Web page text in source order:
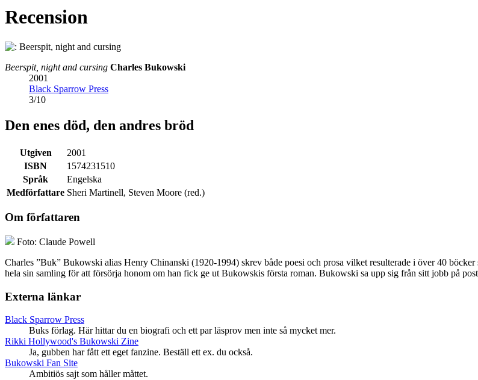
Recension
Beerspit, night and cursing Charles Bukowski
2001
Black Sparrow Press
3/10
Den enes död, den andres bröd
Utgiven
2001
ISBN
1574231510
Språk
Engelska
Medförfattare Sheri Martinell, Steven Moore (red.)
Om författaren
Foto: Claude Powell
Charles ”Buk” Bukowski alias Henry Chinanski (1920-1994) skrev både poesi och prosa vilket resulterade i över 40
hela sin samling för att försörja honom om han fick ge ut Bukowskis första roman. Bukowski sa upp sig från sitt jobb på
Externa länkar
Black Sparrow Press
Buks förlag. Här hittar du en biografi och ett par läsprov men inte så mycket mer.
Rikki Hollywood's Bukowski Zine
Ja, gubben har fått ett eget fanzine. Beställ ett ex. du också.
Bukowski Fan Site
Ambitiös sajt som håller måttet.